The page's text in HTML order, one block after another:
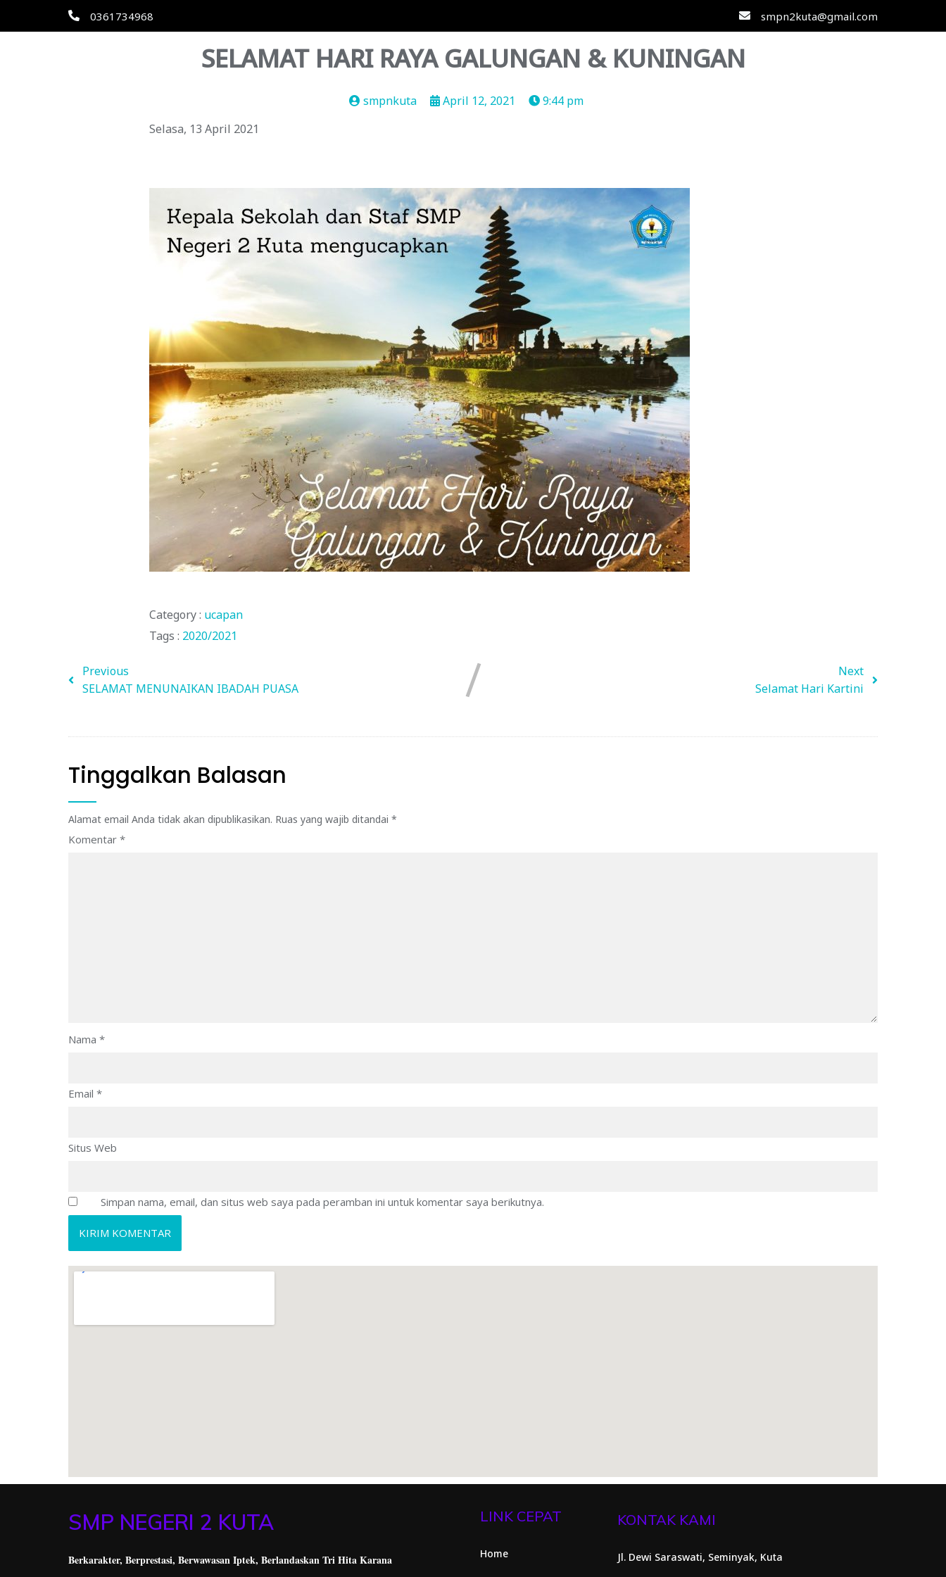
0361734968 smpn2kuta@gmail.com
SELAMAT HARI RAYA GALUNGAN & KUNINGAN
smpnkuta April 12, 2021
9:44 pm
Selasa, 13 April 2021
Category : ucapan
Tags : 2020/2021
Previous
SELAMAT MENUNAIKAN IBADAH PUASA
Next
Selamat Hari Kartini
Tinggalkan Balasan
Alamat email Anda tidak akan dipublikasikan. Ruas yang wajib ditandai *
Komentar *
Nama *
Email *
Situs Web
Simpan nama, email, dan situs web saya pada peramban ini untuk komentar saya berikutnya.
SMP NEGERI 2 KUTA
Berkarakter, Berprestasi, Berwawasan Iptek, Berlandaskan Tri HitaKarana
LINK CEPAT
Home
KONTAK KAMI
Jl. Dewi Saraswati, Seminyak, Kuta